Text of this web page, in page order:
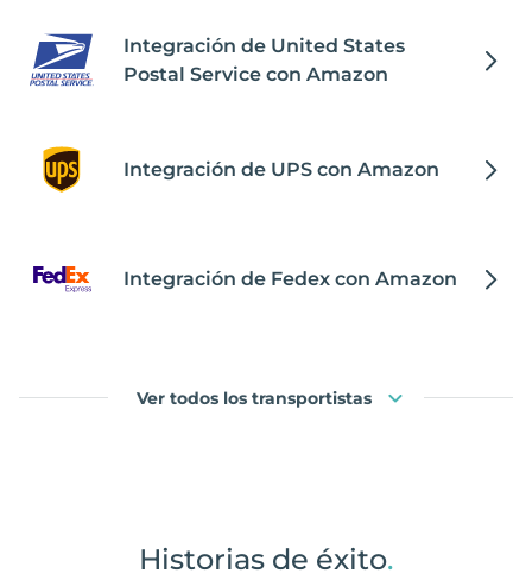
Integración de United States
Postal Service con Amazon
Integración de UPS con Amazon
Integración de Fedex con Amazon
Ver todos los transportistas
Historias de éxito.